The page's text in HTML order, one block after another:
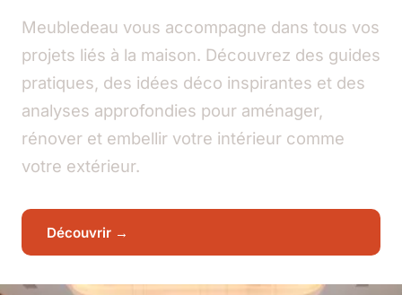
Meubledeau vous accompagne dans tous vos
projets liés à la maison. Découvrez des guides
pratiques, des idées déco inspirantes et des
analyses approfondies pour aménager,
rénover et embellir votre intérieur comme
votre extérieur.
Découvrir →